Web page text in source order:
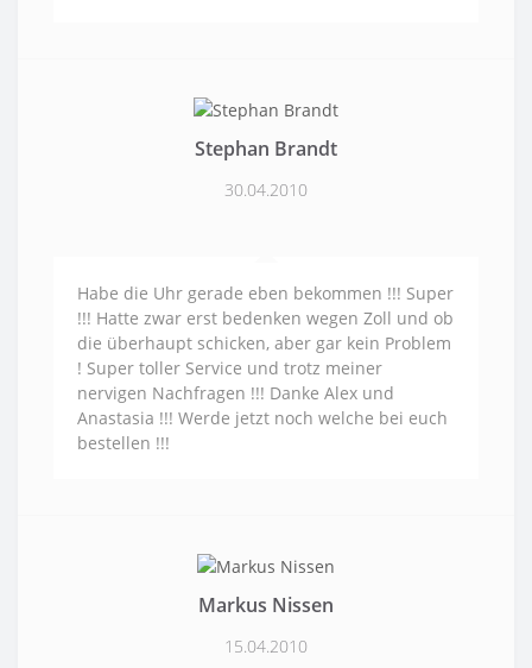
Stephan Brandt
30.04.2010
Habe die Uhr gerade eben bekommen !!! Super
!!! Hatte zwar erst bedenken wegen Zoll und ob
die überhaupt schicken, aber gar kein Problem
! Super toller Service und trotz meiner
nervigen Nachfragen !!! Danke Alex und
Anastasia !!! Werde jetzt noch welche bei euch
bestellen !!!
Markus Nissen
15.04.2010